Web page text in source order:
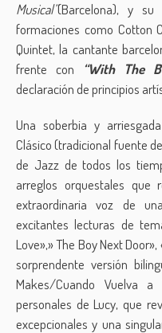
Musical”(Barcelona), y
formaciones como Cotton
Quintet, la cantante
frente con
“With The
declaración de principios
Una soberbia y
Clásico (tradicional fuente
de Jazz de todos los
arreglos orquestales
extraordinaria voz de
excitantes lecturas de
Love»,» The Boy Next
sorprendente versión
Makes/Cuando Vuelva
personales de Lucy, que
excepcionales y una